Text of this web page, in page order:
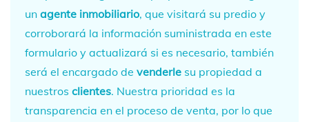
un agente inmobiliario, que visitará su predio y
corroborará la información suministrada en este
formulario y actualizará si es necesario, también
será el encargado de venderle su propiedad a
nuestros clientes. Nuestra prioridad es la
transparencia en el proceso de venta, por lo que